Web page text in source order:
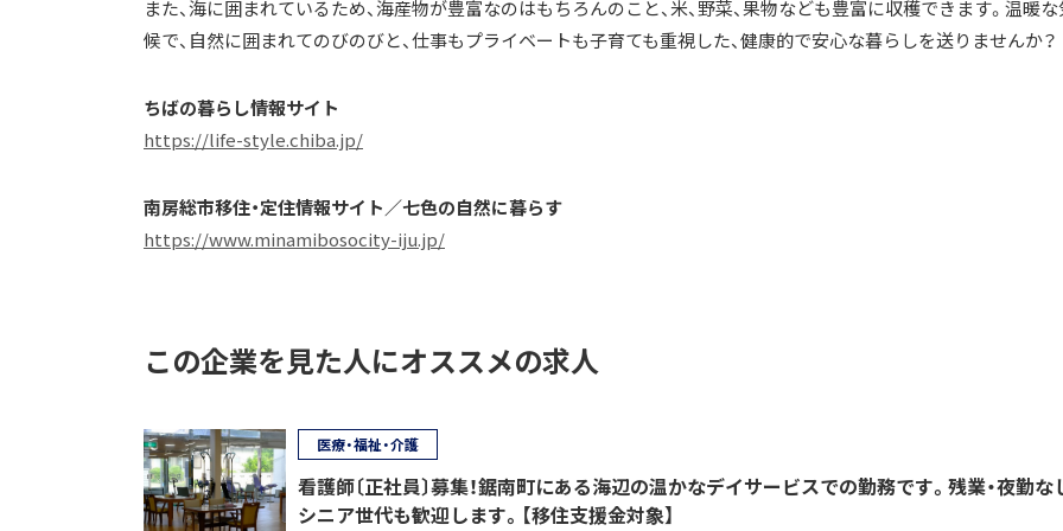
また、海に囲まれているため、海産物が豊富なのはもちろんのこと、米、野菜、果物なども豊富に収穫できます。温暖
候で、自然に囲まれてのびのびと、仕事もプライベートも子育ても重視した、健康的で安心な暮らしを送りませんか？
ちばの暮らし情報サイト
https://life-style.chiba.jp/
南房総市移住・定住情報サイト／七色の自然に暮らす
https://www.minamibosocity-iju.jp/
この企業を見た人にオススメの求人
看護師〔正社員〕募集！鋸南町にある海辺の温かなデイサービスでの勤務です。残業・夜勤な
シニア世代も歓迎します。【移住支援金対象】
医療・福祉・介護